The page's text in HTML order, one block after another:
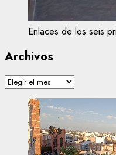
Enlaces de los seis
Archivos
Archivos